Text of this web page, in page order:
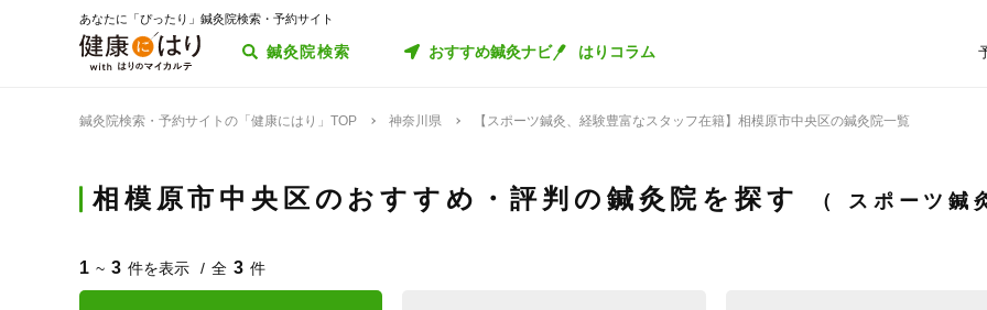
あなたに「ぴったり」鍼灸院検索・予約サイト
鍼灸院検索 おすすめ鍼灸ナビ はりコラム
鍼灸院検索・予約サイトの「健康にはり」TOP 神奈川県 【スポーツ鍼灸、経験豊富なスタッフ在籍】相模原市中央区の鍼灸院一覧
相模原市中央区のおすすめ・評判の鍼灸院を探す スポーツ鍼
1 ~ 3 件を表示 全 3 件